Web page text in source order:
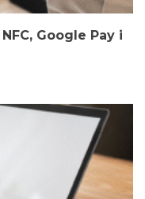
Google Pay i